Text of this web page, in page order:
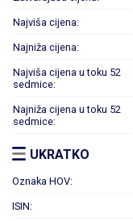
Najviša cijena:
Najniža cijena:
Najviša cijena u toku 52
sedmice:
Najniža cijena u toku 52
sedmice:
UKRATKO
Oznaka HOV:
ISIN: